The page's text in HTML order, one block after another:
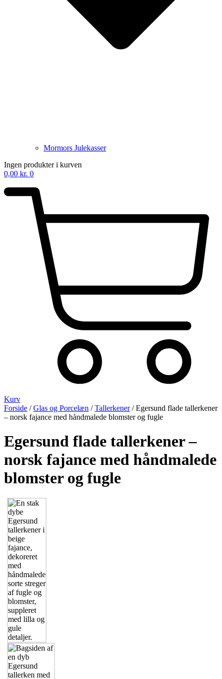
Mormors Julekasser
Ingen produkter i kurven
0,00 kr. 0
Kurv
Forside /Glas og Porcelæn /Tallerkener/ Egersund flade tallerkener
– norsk fajance med håndmalede blomster og fugle
Egersund flade tallerkener –
norsk fajance med håndmalede
blomster og fugle